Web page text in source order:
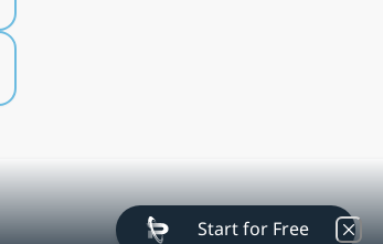
Start for Free